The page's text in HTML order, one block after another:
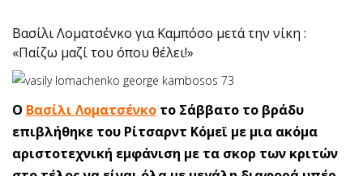
Βασίλι Λοματσένκο για Καμπόσο μετά την νίκη :
«Παίζω μαζί του όπου θέλει!»
Ο Βασίλι Λοματσένκο το Σάββατο το βράδυ
επιβλήθηκε του Ρίτσαρντ Κόμεϊ με μια ακόμα
αριστοτεχνική εμφάνιση με τα σκορ των κριτών